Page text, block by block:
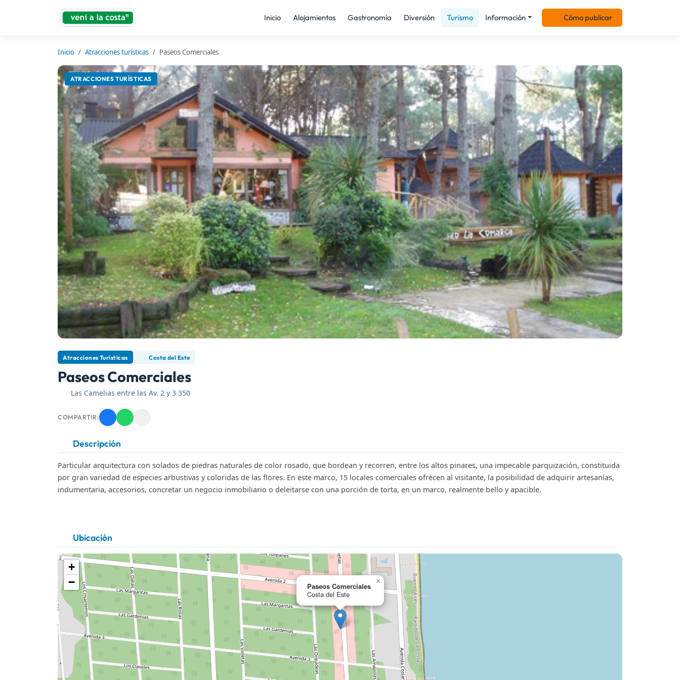
Inicio Alojamientos Gastronomía Diversión Turismo Información Cómo publicar
Inicio Atracciones turísticas Paseos Comerciales
ATRACCIONES TURÍSTICAS
Atracciones Turísticas Costa del Este
Paseos Comerciales
Las Camelias entre las Av. 2 y 3 350
COMPARTIR:
Descripción
Particular arquitectura con solados de piedras naturales de color rosado, que bordean y recorren, entre los altos pinares, una impecable parquización, constituida
por gran variedad de especies arbustivas y coloridas de las flores. En este marco, 15 locales comerciales ofrecen al visitante, la posibilidad de adquirir artesanías,
indumentaria, accesorios, concretar un negocio inmobiliario o deleitarse con una porción de torta, en un marco, realmente bello y apacible.
Ubicación
Paseos Comerciales
Costa del Este
×
+
−